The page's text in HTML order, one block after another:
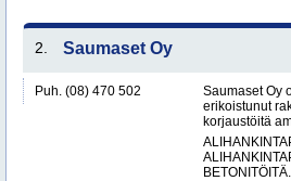
2. Saumaset Oy
Puh. (08) 470 502
Saumaset Oy
erikoistunut
korjaustöitä